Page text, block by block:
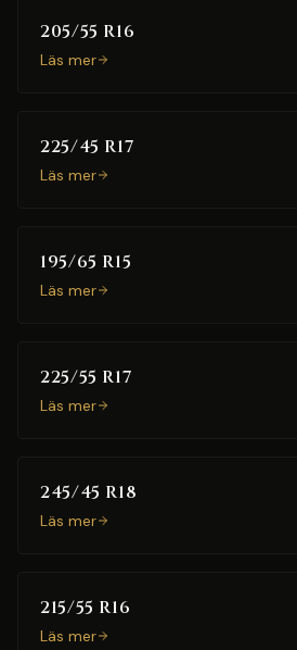
205/55 R16
Läs mer
225/45 R17
Läs mer
195/65 R15
Läs mer
225/55 R17
Läs mer
245/45 R18
Läs mer
215/55 R16
Läs mer